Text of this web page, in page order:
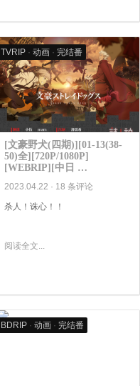
TVRIP · 动画 · 完结番
[文豪野犬(四期)][01-13(38-
50)全][720P/1080P]
[WEBRIP][中日 …
2023.04.22 · 18 条评论
杀人！诛心！！
阅读全文...
BDRIP · 动画 · 完结番